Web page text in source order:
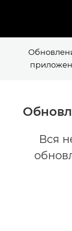
Обновления
Приложения
Вся